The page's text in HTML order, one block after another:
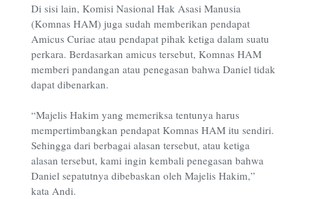
Di sisi lain, Komisi Nasional Hak Asasi Manusia
(Komnas HAM) juga sudah memberikan pendapat
Amicus Curiae atau pendapat pihak ketiga dalam suatu
perkara. Berdasarkan amicus tersebut, Komnas HAM
memberi pandangan atau penegasan bahwa Daniel tidak
dapat dibenarkan.
“Majelis Hakim yang memeriksa tentunya harus
mempertimbangkan pendapat Komnas HAM itu sendiri.
Sehingga dari berbagai alasan tersebut, atau ketiga
alasan tersebut, kami ingin kembali penegasan bahwa
Daniel sepatutnya dibebaskan oleh Majelis Hakim,”
kata Andi.